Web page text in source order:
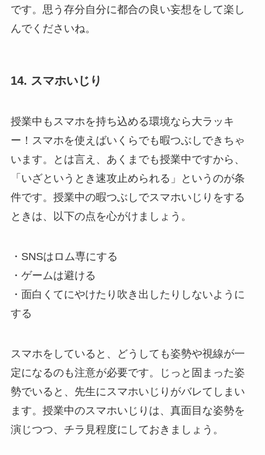
です。思う存分自分に都合の良い妄想をして楽し
んでくださいね。
14. スマホいじり
授業中もスマホを持ち込める環境なら大ラッキ
ー！スマホを使えばいくらでも暇つぶしできちゃ
います。とは言え、あくまでも授業中ですから、
「いざというとき速攻止められる」というのが条
件です。授業中の暇つぶしでスマホいじりをする
ときは、以下の点を心がけましょう。
・SNSはロム専にする
・ゲームは避ける
・面白くてにやけたり吹き出したりしないように
する
スマホをしていると、どうしても姿勢や視線が一
定になるのも注意が必要です。じっと固まった姿
勢でいると、先生にスマホいじりがバレてしまい
ます。授業中のスマホいじりは、真面目な姿勢を
演じつつ、チラ見程度にしておきましょう。